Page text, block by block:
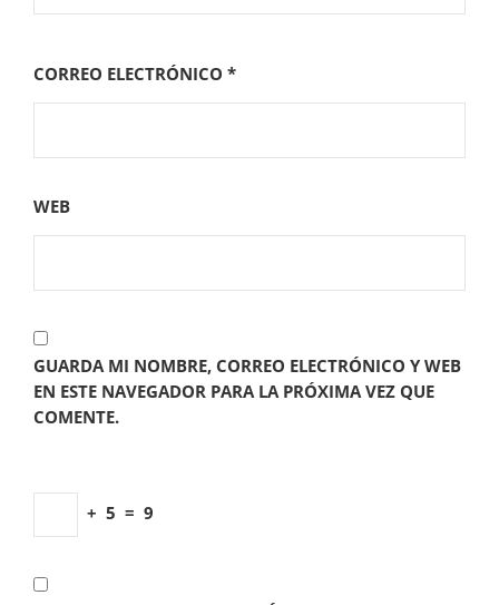
CORREO ELECTRÓNICO *
WEB
GUARDA MI NOMBRE, CORREO ELECTRÓNICO Y WEB
EN ESTE NAVEGADOR PARA LA PRÓXIMA VEZ QUE
COMENTE.
+ 5 = 9